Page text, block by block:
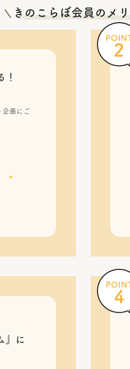
！
企画にご
』に